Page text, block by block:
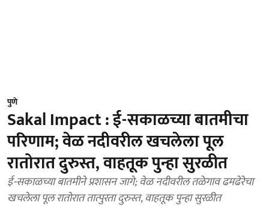
पुणे
Sakal Impact : ई-सकाळच्या बातमीचा
परिणाम; वेळ नदीवरील खचलेला पूल
रातोरात दुरुस्त, वाहतूक पुन्हा सुरळीत
ई-सकाळच्या बातमीने प्रशासन जागे; वेळ नदीवरील तळेगाव ढमढेरेचा
खचलेला पूल रातोरात तात्पुरता दुरुस्त, वाहतूक पुन्हा सुरळीत